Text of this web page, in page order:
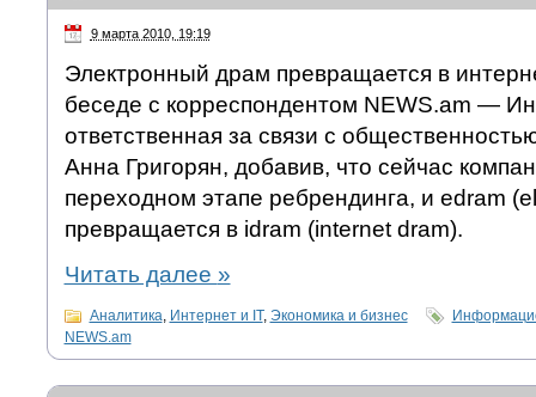
9 марта 2010, 19:19
Электронный драм превращается в
беседе с корреспондентом NEWS.am —
ответственная за связи с
Анна Григорян, добавив, что сейчас
переходном этапе ребрендинга, и edram
превращается в idram (internet dram).
Читать далее »
Аналитика, Интернет и IT, Экономика и бизнес
NEWS.am